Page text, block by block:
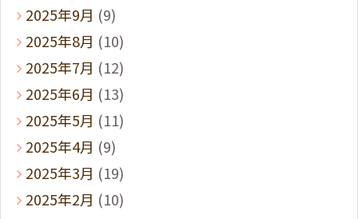
2025年9月 (9)
2025年8月 (10)
2025年7月 (12)
2025年6月 (13)
2025年5月 (11)
2025年4月 (9)
2025年3月 (19)
2025年2月 (10)